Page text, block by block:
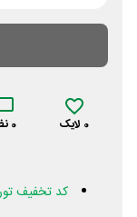
0 لایک 0
کد تخفیف